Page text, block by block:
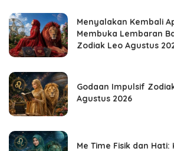
Menyalakan Kembali
Membuka Lembaran
Zodiak Leo Agustus
Godaan Impulsif
Agustus 2026
Me Time Fisik dan